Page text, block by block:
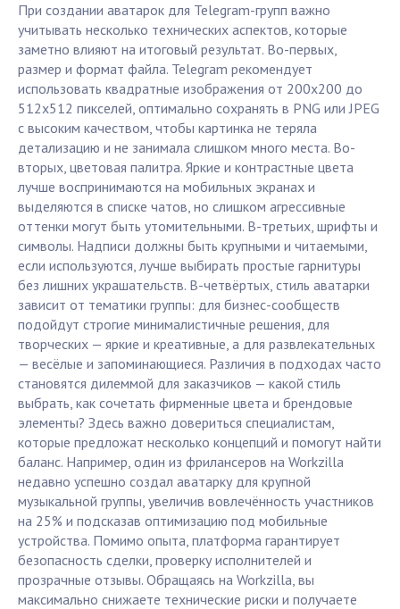
При создании аватарок для Telegram-групп важно
учитывать несколько технических аспектов, которые
заметно влияют на итоговый результат. Во-первых,
размер и формат файла. Telegram рекомендует
использовать квадратные изображения от 200x200 до
512x512 пикселей, оптимально сохранять в PNG или JPEG
с высоким качеством, чтобы картинка не теряла
детализацию и не занимала слишком много места. Во-
вторых, цветовая палитра. Яркие и контрастные цвета
лучше воспринимаются на мобильных экранах и
выделяются в списке чатов, но слишком агрессивные
оттенки могут быть утомительными. В-третьих, шрифты и
символы. Надписи должны быть крупными и читаемыми,
если используются, лучше выбирать простые гарнитуры
без лишних украшательств. В-четвёртых, стиль аватарки
зависит от тематики группы: для бизнес-сообществ
подойдут строгие минималистичные решения, для
творческих — яркие и креативные, а для развлекательных
— весёлые и запоминающиеся. Различия в подходах часто
становятся дилеммой для заказчиков — какой стиль
выбрать, как сочетать фирменные цвета и брендовые
элементы? Здесь важно довериться специалистам,
которые предложат несколько концепций и помогут найти
баланс. Например, один из фрилансеров на Workzilla
недавно успешно создал аватарку для крупной
музыкальной группы, увеличив вовлечённость участников
на 25% и подсказав оптимизацию под мобильные
устройства. Помимо опыта, платформа гарантирует
безопасность сделки, проверку исполнителей и
прозрачные отзывы. Обращаясь на Workzilla, вы
максимально снижаете технические риски и получаете